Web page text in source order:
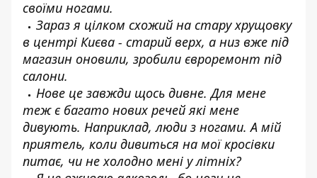
своїми ногами.
Зараз я цілком схожий на стару хрущовку
в центрі Києва - старий верх, а низ вже під
магазин оновили, зробили євроремонт під
салони.
Нове це завжди щось дивне. Для мене
теж є багато нових речей які мене
дивують. Наприклад, люди з ногами. А мій
приятель, коли дивиться на мої кросівки
питає, чи не холодно мені у літніх?